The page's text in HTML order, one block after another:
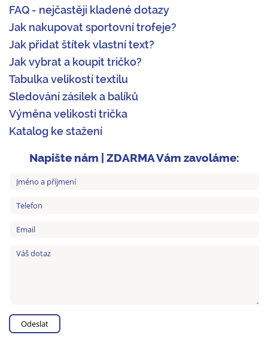
FAQ - nejčastěji kladené dotazy
Jak nakupovat sportovní trofeje?
Jak přidat štítek vlastní text?
Jak vybrat a koupit tričko?
Tabulka velikostí textilu
Sledování zásilek a balíků
Výměna velikosti trička
Katalog ke stažení
Napište nám | ZDARMA Vám zavoláme: